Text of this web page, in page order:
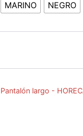
MARINO NEGRO
Pantalón largo -